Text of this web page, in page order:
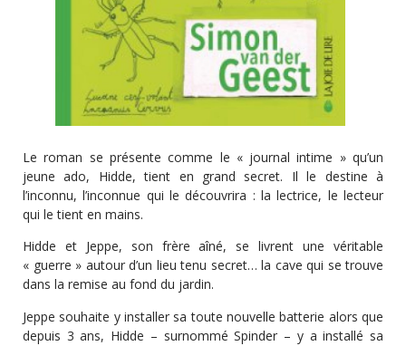
Le roman se présente comme le « journal intime » qu’un
jeune ado, Hidde, tient en grand secret. Il le destine à
l’inconnu, l’inconnue qui le découvrira : la lectrice, le lecteur
qui le tient en mains.
Hidde et Jeppe, son frère aîné, se livrent une véritable
« guerre » autour d’un lieu tenu secret… la cave qui se trouve
dans la remise au fond du jardin.
Jeppe souhaite y installer sa toute nouvelle batterie alors que
depuis 3 ans, Hidde – surnommé Spinder – y a installé sa